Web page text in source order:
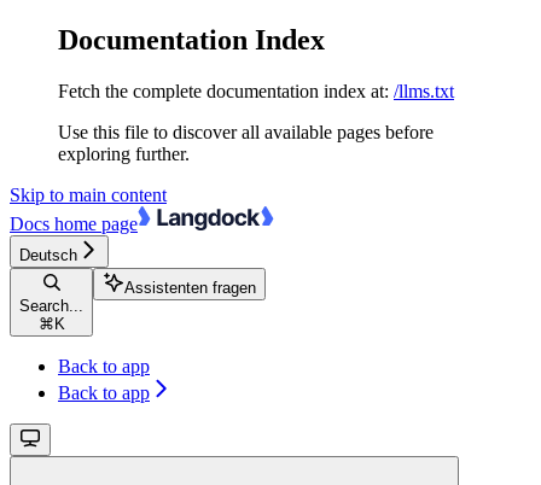
Documentation Index
Fetch the complete documentation index at: /llms.txt
Use this file to discover all available pages before
exploring further.
Skip to main content
Docs home page
Deutsch
Search...
⌘ K
Assistenten fragen
Back to app
Back to app